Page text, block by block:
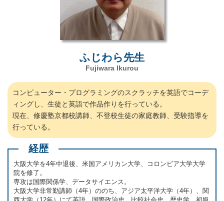
ふじわら先生
Fujiwara Ikurou
コンピューター・プログラミングのスクラッチを英語でコーデ
ィングし、生徒と英語で作品作りを行っている。
現在、修慶塾京都校講師、不登校生徒の家庭教師、受験指導を
行っている。
経歴
大阪大学を4年中退後、米国アメリカン大学、コロンビア大学大学
院を修了。
専攻は国際関係学、データサイエンス。
大阪大学非常勤講師（4年）ののち、アジア太平洋大学（4年）、関